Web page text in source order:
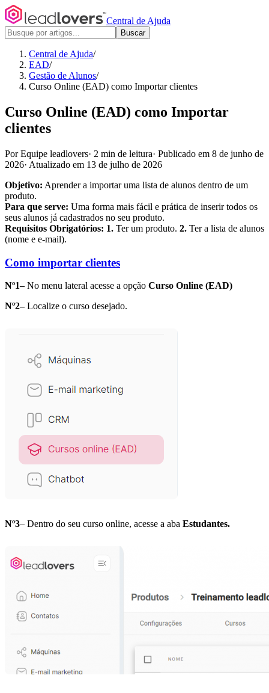
Central de Ajuda
Buscar
Central de Ajuda/
EAD/
Gestão de Alunos/
Curso Online (EAD) como Importar clientes
Curso Online (EAD) como Importar
clientes
Por Equipe leadlovers· 2 min de leitura· Publicado em 8 de junho de
2026· Atualizado em 13 de julho de 2026
Objetivo: Aprender a importar uma lista de alunos dentro de um
produto.
Para que serve: Uma forma mais fácil e prática de inserir todos os
seus alunos já cadastrados no seu produto.
Requisitos Obrigatórios: 1. Ter um produto. 2. Ter a lista de alunos
(nome e e-mail).
Como importar clientes
Nº1–No menu lateral acesse a opção Curso Online (EAD)
Nº2–Localize o curso desejado.
Nº3– Dentro do seu curso online, acesse a aba Estudantes.